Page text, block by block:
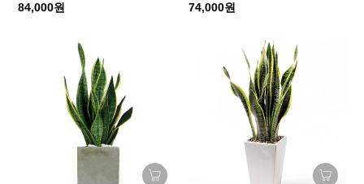
84,000원 74,000원